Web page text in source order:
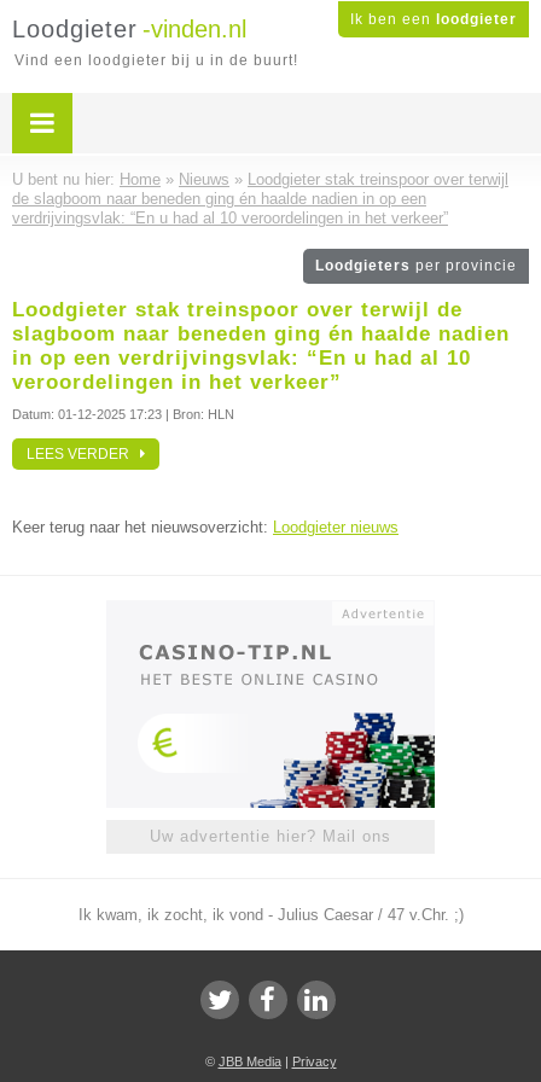
Ik ben een loodgieter
Loodgieter -vinden.nl
Vind een loodgieter bij u in de buurt!
U bent nu hier: Home » Nieuws » Loodgieter stak treinspoor over terwijl
de slagboom naar beneden ging én haalde nadien in op een
verdrijvingsvlak: “En u had al 10 veroordelingen in het verkeer”
Loodgieters per provincie
Loodgieter stak treinspoor over terwijl de
slagboom naar beneden ging én haalde nadien
in op een verdrijvingsvlak: “En u had al 10
veroordelingen in het verkeer”
Datum: 01-12-2025 17:23 | Bron: HLN
LEES VERDER
Keer terug naar het nieuwsoverzicht: Loodgieter nieuws
Uw advertentie hier? Mail ons
Ik kwam, ik zocht, ik vond - Julius Caesar / 47 v.Chr. ;)
© JBB Media| Privacy